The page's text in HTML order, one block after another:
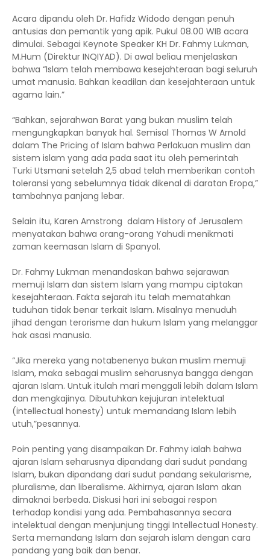
Acara dipandu oleh Dr. Hafidz Widodo dengan penuh
antusias dan pemantik yang apik. Pukul 08.00 WIB acara
dimulai. Sebagai Keynote Speaker KH Dr. Fahmy Lukman,
M.Hum (Direktur INQIYAD). Di awal beliau menjelaskan
bahwa “Islam telah membawa kesejahteraan bagi seluruh
umat manusia. Bahkan keadilan dan kesejahteraan untuk
agama lain.”
“Bahkan, sejarahwan Barat yang bukan muslim telah
mengungkapkan banyak hal. Semisal Thomas W Arnold
dalam The Pricing of Islam bahwa Perlakuan muslim dan
sistem islam yang ada pada saat itu oleh pemerintah
Turki Utsmani setelah 2,5 abad telah memberikan contoh
toleransi yang sebelumnya tidak dikenal di daratan Eropa,”
tambahnya panjang lebar.
Selain itu, Karen Amstrong dalam History of Jerusalem
menyatakan bahwa orang-orang Yahudi menikmati
zaman keemasan Islam di Spanyol.
Dr. Fahmy Lukman menandaskan bahwa sejarawan
memuji Islam dan sistem Islam yang mampu ciptakan
kesejahteraan. Fakta sejarah itu telah mematahkan
tuduhan tidak benar terkait Islam. Misalnya menuduh
jihad dengan terorisme dan hukum Islam yang melanggar
hak asasi manusia.
“Jika mereka yang notabenenya bukan muslim memuji
Islam, maka sebagai muslim seharusnya bangga dengan
ajaran Islam. Untuk itulah mari menggali lebih dalam Islam
dan mengkajinya. Dibutuhkan kejujuran intelektual
(intellectual honesty) untuk memandang Islam lebih
utuh,”pesannya.
Poin penting yang disampaikan Dr. Fahmy ialah bahwa
ajaran Islam seharusnya dipandang dari sudut pandang
Islam, bukan dipandang dari sudut pandang sekularisme,
pluralisme, dan liberalisme. Akhirnya, ajaran Islam akan
dimaknai berbeda. Diskusi hari ini sebagai respon
terhadap kondisi yang ada. Pembahasannya secara
intelektual dengan menjunjung tinggi Intellectual Honesty.
Serta memandang Islam dan sejarah islam dengan cara
pandang yang baik dan benar.